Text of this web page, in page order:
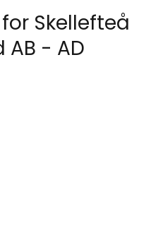
Skellefteå
- AD